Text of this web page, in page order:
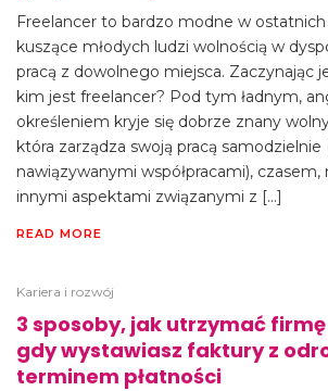
Freelancer to bardzo modne w ostatnich
kuszące młodych ludzi wolnością w
pracą z dowolnego miejsca. Zaczynając
kim jest freelancer? Pod tym ładnym,
określeniem kryje się dobrze znany
która zarządza swoją pracą samodzielnie
nawiązywanymi współpracami),
innymi aspektami związanymi z […]
READ MORE
Kariera i rozwój
3 sposoby, jak utrzymać
gdy wystawiasz faktury z
terminem płatności